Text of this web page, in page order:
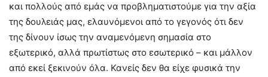
και πολλούς από εμάς να προβληματιστούμε για την αξία
της δουλειάς μας, ελαυνόμενοι από το γεγονός ότι δεν
της δίνουν ίσως την αναμενόμενη σημασία στο
εξωτερικό, αλλά πρωτίστως στο εσωτερικό – και μάλλον
από εκεί ξεκινούν όλα. Κανείς δεν θα είχε φυσικά την